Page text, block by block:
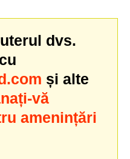
dvs.
și alte
vă
amenințări